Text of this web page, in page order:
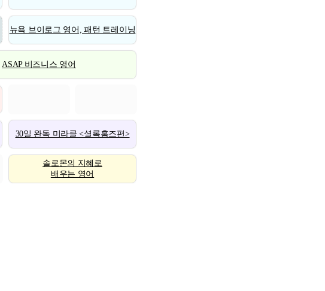
뉴욕 브이로그 영어, 패턴 트레이닝
ASAP 비즈니스 영어
30일 완독 미라클 <셜록홈즈편>
솔로몬의 지혜로
배우는 영어